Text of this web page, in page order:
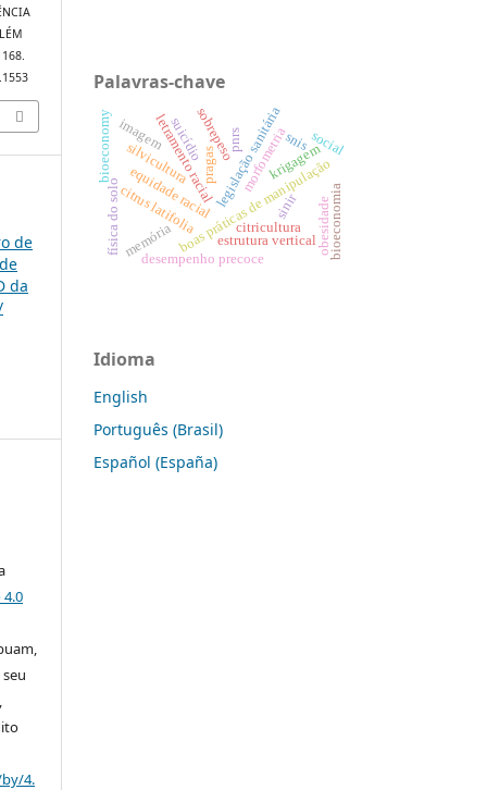
de
da
4.
Palavras-chave
equidade racial
letramento racial
boas práticas de manipulação
legislação sanitária
citrus latifolia citricultura
desempenho precoce
pragas morfometria
estrutura vertical
silviculturasobrepeso
obesidade
física do solo
krigagem
bioeconomy
bioeconomia
pnrs snis
sinir
memória
imagem social
suicídio
Idioma
English
Português (Brasil)
Español (España)